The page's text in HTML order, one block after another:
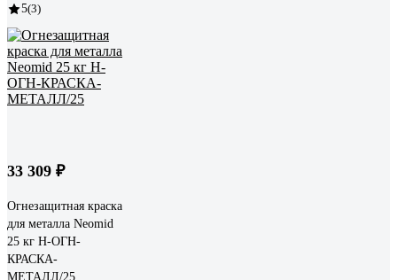
5(3)
33 309 ₽
Огнезащитная краска
для металла Neomid
25 кг Н-ОГН-
КРАСКА-
МЕТАЛЛ/25